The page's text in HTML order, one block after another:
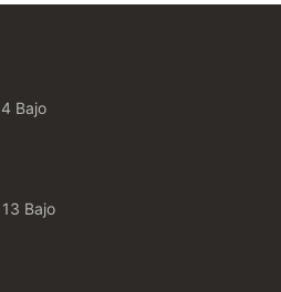
Bajo
Bajo